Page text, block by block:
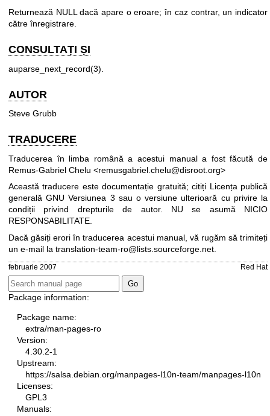
Returnează NULL dacă apare o eroare; în caz contrar, un indicator
către înregistrare.
CONSULTAȚI ȘI
auparse_next_record(3)
AUTOR
Steve Grubb
TRADUCERE
Traducerea în limba română a acestui manual a fost făcută de
Remus-Gabriel Chelu <remusgabriel.chelu@disroot.org>
Această traducere este documentație gratuită; citiți Licența publică
generală GNU Versiunea 3 sau o versiune ulterioară cu privire la
condiții privind drepturile de autor. NU se asumă NICIO
RESPONSABILITATE.
Dacă găsiți erori în traducerea acestui manual, vă rugăm să trimiteți
un e-mail la translation-team-ro@lists.sourceforge.net
februarie 2007 Red Hat
Package information:
Package name:
extra/man-pages-ro
Version:
4.30.2-1
Upstream:
https://salsa.debian.org/manpages-l10n-team/manpages-l10n
Licenses:
GPL3
Manuals: